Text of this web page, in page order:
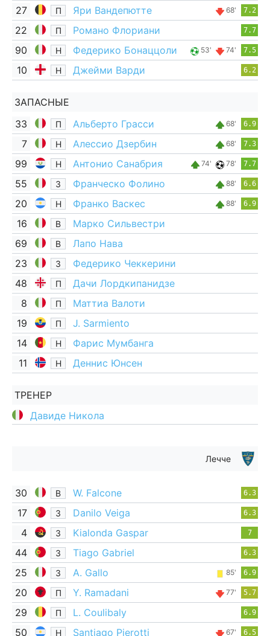
27 П Яри Вандепютте 68' 7.2
22 П Романо Флориани 7.7
90 Н Федерико Бонаццоли 53' 74' 7.5
10 Н Джейми Варди 6.2
ЗАПАСНЫЕ
33
П Альберто Грасси 68' 6.9
7 Н Алессио Дзербин 68' 7.3
99 Н Антонио Санабрия 74' 78' 7.7
55 З Франческо Фолино 88' 6.6
20 Н Франко Васкес 88' 6.9
16 В
Марко Сильвестри
69
В
Лапо Нава
23
З
Федерико Чеккерини
48
П
Дачи Лордкипанидзе
8
П
Маттиа Валоти
19
П
J. Sarmiento
14
Н
Фарис Мумбанга
11
Н Деннис Юнсен
ТРЕНЕР
Давиде Никола
Лечче
30 В W. Falcone 6.3
17 З Danilo Veiga 6.3
4 З Kialonda Gaspar 7
44 З Tiago Gabriel 6.3
25 З A. Gallo 85' 6.9
20 П Y. Ramadani 77' 5.7
29 П L. Coulibaly 6.9
50 Н Santiago Pierotti 67' 6.5